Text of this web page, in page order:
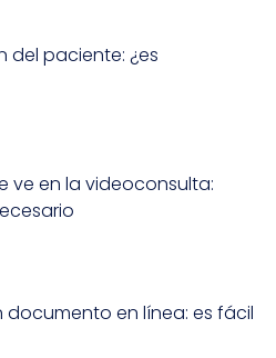
del paciente: ¿es
ve en la videoconsulta:
documento en línea: es fácil